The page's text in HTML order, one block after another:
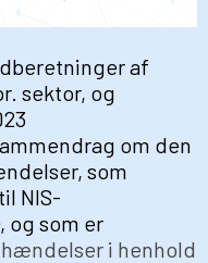
af
sektor, og
om den
som
NIS-
og som er
i henhold